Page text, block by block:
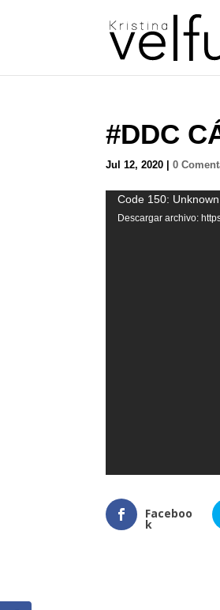
#DDC
Jul 12, 2020 |0
Reproductor
de
Code 150: Unknown
Descargar archivo:
Faceboo
k